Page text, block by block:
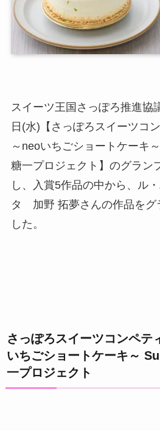
スイーツ王国さっぽろ推進協
日(水)【さっぽろスイーツコ
～neoいちごショートケーキ
糖一プロジェクト】のグラン
し、入賞5作品の中から、ル
タ 加野 拓夢さんの作品をグ
した。
さっぽろスイーツコンペテ
いちごショートケーキ～
一プロジェクト